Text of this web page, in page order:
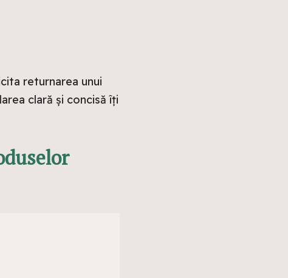
returnarea unui
clară și concisă îți